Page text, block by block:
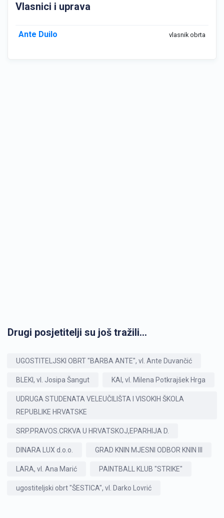
Vlasnici i uprava
Ante Duilo vlasnik obrta
Drugi posjetitelji su još tražili...
UGOSTITELJSKI OBRT "BARBA ANTE", vl. Ante Duvančić
BLEKI, vl. Josipa Šangut KAI, vl. Milena Potkrajšek Hrga
UDRUGA STUDENATA VELEUČILIŠTA I VISOKIH ŠKOLA
REPUBLIKE HRVATSKE
SRP.PRAVOS.CRKVA U HRVATSKOJ,EPARHIJA D.
DINARA LUX d.o.o. GRAD KNIN MJESNI ODBOR KNIN III
LARA, vl. Ana Marić PAINTBALL KLUB "STRIKE"
ugostiteljski obrt "ŠESTICA", vl. Darko Lovrić